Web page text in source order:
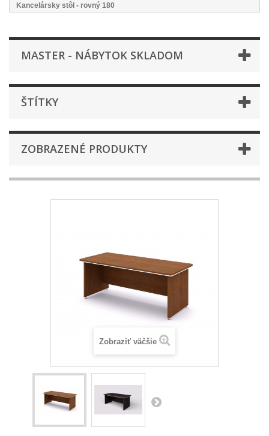
Kancelársky stôl - rovný 180
MASTER - NÁBYTOK SKLADOM
ŠTÍTKY
ZOBRAZENÉ PRODUKTY
Zobraziť väčšie